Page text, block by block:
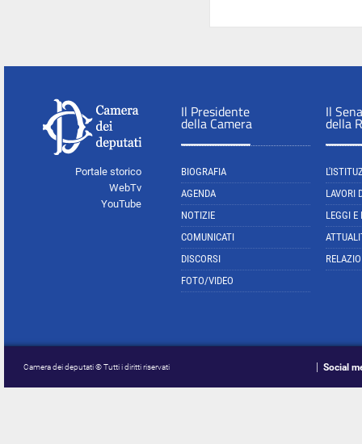
Portale storico
WebTv
YouTube
Il Presidente
della Camera
BIOGRAFIA
AGENDA
NOTIZIE
COMUNICATI
DISCORSI
FOTO/VIDEO
Il
della
LAVORI
LEGGI E
Camera dei deputati © Tutti i diritti riservati Social